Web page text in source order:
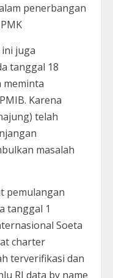
penerbangan
juga
tanggal 18
meminta
Karena
telah
masalah
pemulangan
tanggal 1
Soeta
charter
terverifikasi dan
RI data by name